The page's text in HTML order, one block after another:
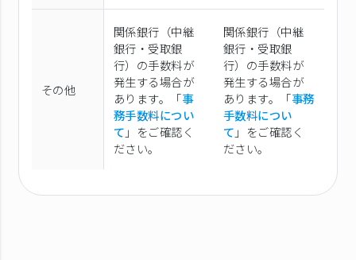
その他
関係銀行（中継
銀行・受取銀
行）の手数料が
発生する場合が
あります。「事
務手数料につい
て 」をご確認く
ださい。
関係銀行（中継
銀行・受取銀
行）の手数料が
発生する場合が
あります。「事務
手数料につい
て 」をご確認く
ださい。